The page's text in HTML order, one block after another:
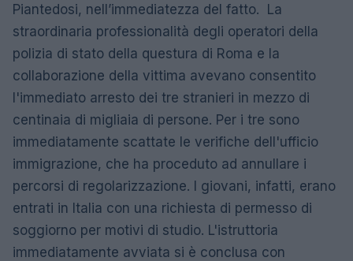
Piantedosi, nell’immediatezza del fatto. La
straordinaria professionalità degli operatori della
polizia di stato della questura di Roma e la
collaborazione della vittima avevano consentito
l'immediato arresto dei tre stranieri in mezzo di
centinaia di migliaia di persone. Per i tre sono
immediatamente scattate le verifiche dell'ufficio
immigrazione, che ha proceduto ad annullare i
percorsi di regolarizzazione. I giovani, infatti, erano
entrati in Italia con una richiesta di permesso di
soggiorno per motivi di studio. L'istruttoria
immediatamente avviata si è conclusa con